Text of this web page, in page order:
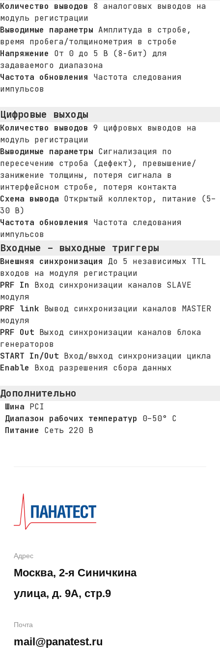
Количество выводов 8 аналоговых выводов на
модуль регистрации
Выводимые параметры Амплитуда в стробе,
время пробега/толщинометрия в стробе
Напряжение От 0 до 5 В (8-бит) для
задаваемого диапазона
Частота обновления Частота следования
импульсов
Цифровые выходы
Количество выводов 9 цифровых выводов на
модуль регистрации
Выводимые параметры Сигнализация по
пересечению строба (дефект), превышение/
занижение толщины, потеря сигнала в
интерфейсном стробе, потеря контакта
Схема вывода Открытый коллектор, питание (5–
30 В)
Частота обновления Частота следования
импульсов
Входные – выходные триггеры
Внешняя синхронизация До 5 независимых TTL
входов на модуля регистрации
PRF In Вход синхронизации каналов SLAVE
модуля
PRF link Вывод синхронизации каналов MASTER
модуля
PRF Out Выход синхронизации каналов блока
генераторов
START In/Out Вход/выход синхронизации цикла
Enable Вход разрешения сбора данных
Дополнительно
Шина PCI
Диапазон рабочих температур 0–50° С
Питание Сеть 220 В